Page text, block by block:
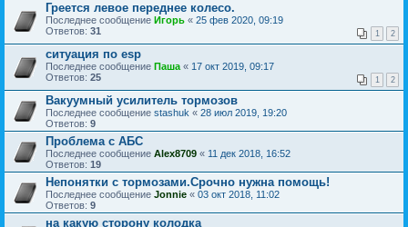
Греется левое переднее колесо.
Последнее сообщение Игорь « 25 фев 2020, 09:19
Ответов: 31 1 2
ситуация по esp
Последнее сообщение Паша « 17 окт 2019, 09:17
Ответов: 25 1 2
Вакуумный усилитель тормозов
Последнее сообщение stashuk « 28 июл 2019, 19:20
Ответов: 9
Проблема с АБС
Последнее сообщение Alex8709 « 11 дек 2018, 16:52
Ответов: 19
Непонятки с тормозами.Срочно нужна помощь!
Последнее сообщение Jonnie « 03 окт 2018, 11:02
Ответов: 9
на какую сторону колодка